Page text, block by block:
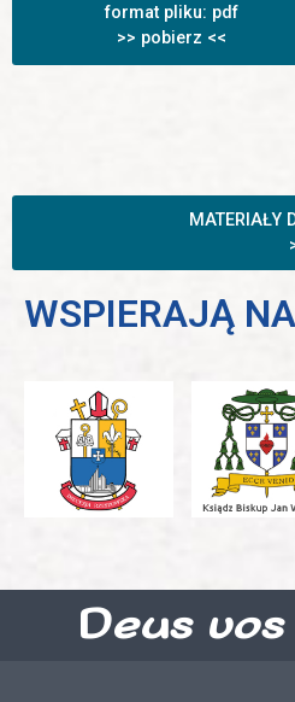
format pliku: pdf
>> pobierz <<
MATERIAŁY
WSPIERAJĄ
Deus